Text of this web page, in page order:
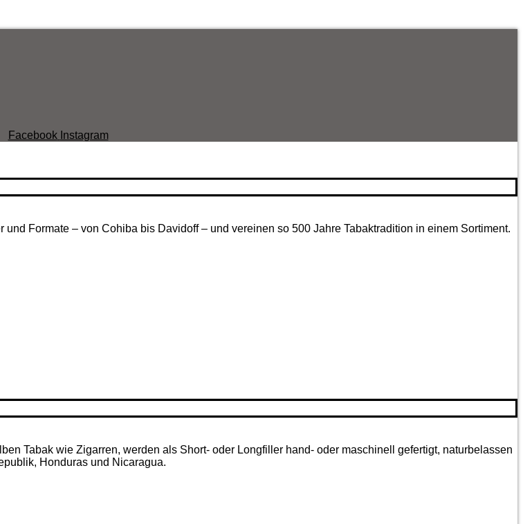
Facebook Instagram
Formate – von Cohiba bis Davidoff – und vereinen so 500 Jahre Tabaktradition in einem Sortiment.
Tabak wie Zigarren, werden als Short- oder Longfiller hand- oder maschinell gefertigt, naturbelassen
Honduras und Nicaragua.